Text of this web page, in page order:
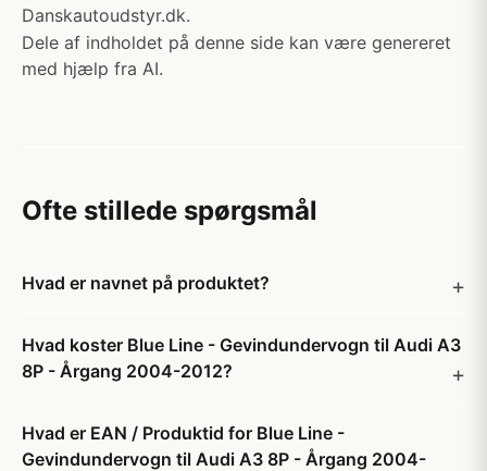
Danskautoudstyr.dk.
Dele af indholdet på denne side kan være genereret
med hjælp fra AI.
Ofte stillede spørgsmål
Hvad er navnet på produktet?
Hvad koster Blue Line - Gevindundervogn til Audi A3
8P - Årgang 2004-2012?
Hvad er EAN / Produktid for Blue Line -
Gevindundervogn til Audi A3 8P - Årgang 2004-